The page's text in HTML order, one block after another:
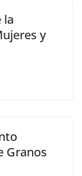
la
y
Granos